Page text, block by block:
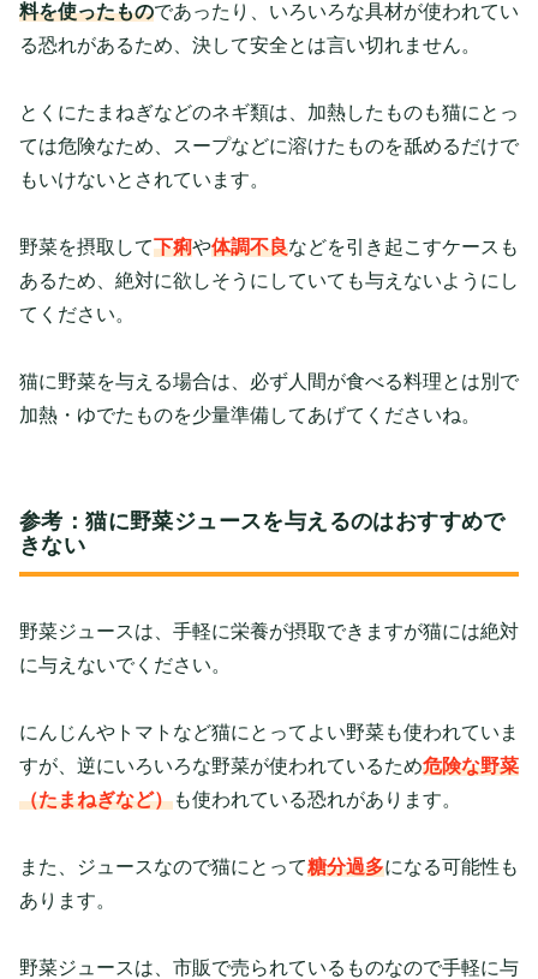
料を使ったものであったり、いろいろな具材が使われてい
る恐れがあるため、決して安全とは言い切れません。
とくにたまねぎなどのネギ類は、加熱したものも猫にとっ
ては危険なため、スープなどに溶けたものを舐めるだけで
もいけないとされています。
野菜を摂取して下痢や体調不良などを引き起こすケースも
あるため、絶対に欲しそうにしていても与えないようにし
てください。
猫に野菜を与える場合は、必ず人間が食べる料理とは別で
加熱・ゆでたものを少量準備してあげてくださいね。
参考：猫に野菜ジュースを与えるのはおすすめで
きない
野菜ジュースは、手軽に栄養が摂取できますが猫には絶対
に与えないでください。
にんじんやトマトなど猫にとってよい野菜も使われていま
すが、逆にいろいろな野菜が使われているため危険な野菜
（たまねぎなど）も使われている恐れがあります。
また、ジュースなので猫にとって糖分過多になる可能性も
あります。
野菜ジュースは、市販で売られているものなので手軽に与